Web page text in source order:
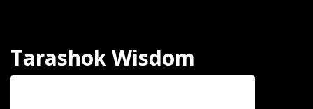
Tarashok Wisdom